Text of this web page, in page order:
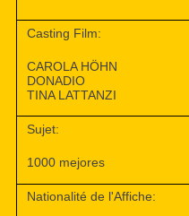
Casting Film:
CAROLA HÖHN
DONADIO
TINA LATTANZI
Sujet:
1000 mejores
Nationalité de l'Affiche: